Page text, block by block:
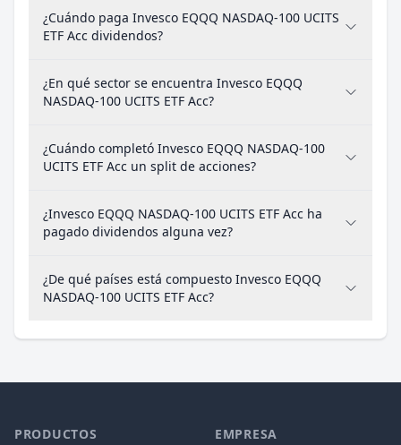
¿Cuándo paga Invesco EQQQ NASDAQ-100 UCITS
ETF Acc dividendos?
¿En qué sector se encuentra Invesco EQQQ
NASDAQ-100 UCITS ETF Acc?
¿Cuándo completó Invesco EQQQ NASDAQ-100
UCITS ETF Acc un split de acciones?
¿Invesco EQQQ NASDAQ-100 UCITS ETF Acc ha
pagado dividendos alguna vez?
¿De qué países está compuesto Invesco EQQQ
NASDAQ-100 UCITS ETF Acc?
PRODUCTOS EMPRESA